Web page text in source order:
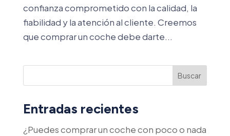
confianza comprometido con la calidad, la
fiabilidad y la atención al cliente. Creemos
que comprar un coche debe darte...
Buscar
Entradas recientes
¿Puedes comprar un coche con poco o nada